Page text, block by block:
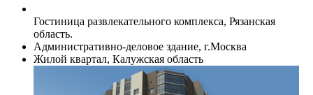
Гостиница развлекательного комплекса, Рязанская
область.
Административно-деловое здание, г.Москва
Жилой квартал, Калужская область